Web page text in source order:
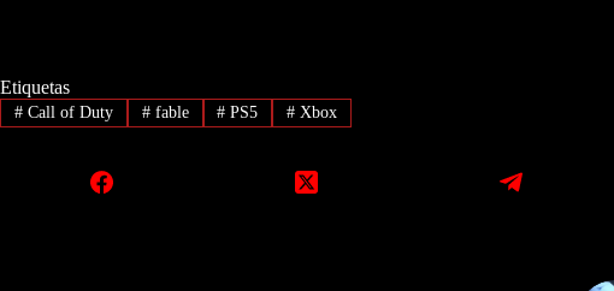
Etiquetas
#Call of Duty #fable # PS5 # Xbox